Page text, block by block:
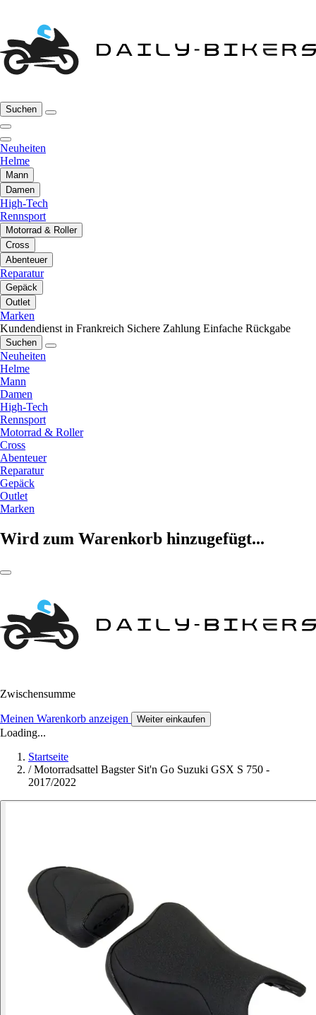
Suchen
Neuheiten
Helme
Mann
Damen
High-Tech
Rennsport
Motorrad & Roller
Cross
Abenteuer
Reparatur
Gepäck
Outlet
Marken
Kundendienst in Frankreich Sichere Zahlung Einfache Rückgabe
Suchen
Neuheiten
Helme
Mann
Damen
High-Tech
Rennsport
Motorrad & Roller
Cross
Abenteuer
Reparatur
Gepäck
Outlet
Marken
Wird zum Warenkorb hinzugefügt...
Zwischensumme
Meinen Warenkorb anzeigen Weiter einkaufen
Loading...
Startseite
/ Motorradsattel Bagster Sit'n Go Suzuki GSX S 750 -
2017/2022